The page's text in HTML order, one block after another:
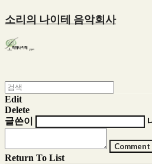
소리의 나이테 음악회사
Edit
Delete
글쓴이
Comment
Return To List